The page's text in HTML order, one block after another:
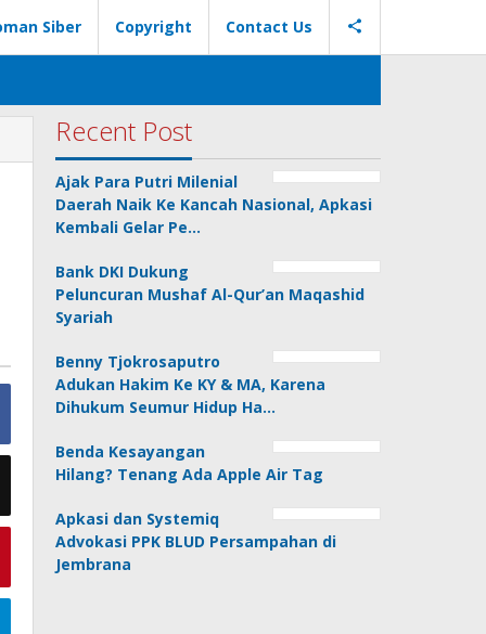
Siber Copyright Contact Us
Recent Post
Ajak Para Putri Milenial
Daerah Naik Ke Kancah Nasional, Apkasi
Kembali Gelar Pe…
Bank DKI Dukung
Peluncuran Mushaf Al-Qur’an Maqashid
Syariah
Benny Tjokrosaputro
Adukan Hakim Ke KY & MA, Karena
Dihukum Seumur Hidup Ha…
Benda Kesayangan
Hilang? Tenang Ada Apple Air Tag
Apkasi dan Systemiq
Advokasi PPK BLUD Persampahan di
Jembrana